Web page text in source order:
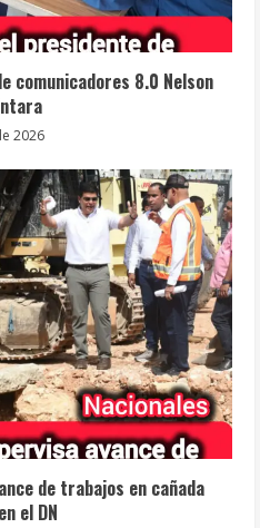
comunicadores 8.0 Nelson
2026
de trabajos en cañada
el DN